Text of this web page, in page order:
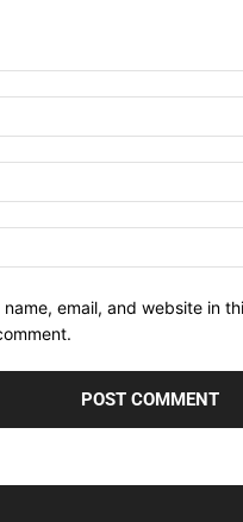
name, email, and website in